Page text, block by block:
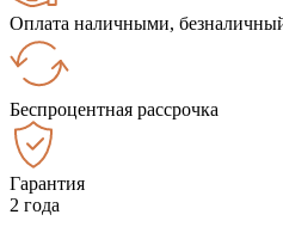
Оплата наличными,
Беспроцентная рассрочка
Гарантия
2 года